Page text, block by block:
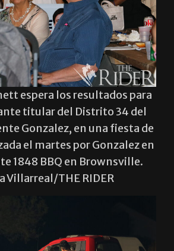
espera los resultados para
titular del Distrito 34 del
Gonzalez, en una fiesta de
el martes por Gonzalez en
1848 BBQ en Brownsville.
Villarreal/THE RIDER